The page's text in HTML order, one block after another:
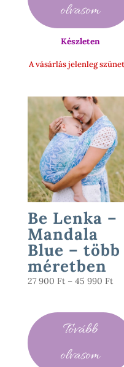
900
olvasom
Készleten
A vásárlás jelenleg
Be Lenka –
Mandala
Blue – több
méretben
27 900 Ft – 45 990 Ft
Tovább
olvasom